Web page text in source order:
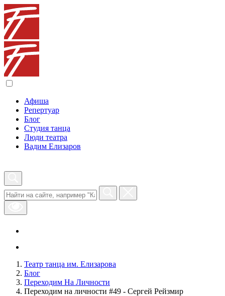
Афиша
Репертуар
Блог
Студия танца
Люди театра
Вадим Елизаров
Театр танца им. Елизарова
Блог
Переходим На Личности
Переходим на личности #49 - Сергей Рейзмир